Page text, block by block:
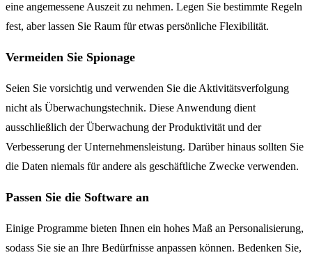
eine angemessene Auszeit zu nehmen. Legen Sie bestimmte Regeln
fest, aber lassen Sie Raum für etwas persönliche Flexibilität.
Vermeiden Sie Spionage
Seien Sie vorsichtig und verwenden Sie die Aktivitätsverfolgung
nicht als Überwachungstechnik. Diese Anwendung dient
ausschließlich der Überwachung der Produktivität und der
Verbesserung der Unternehmensleistung. Darüber hinaus sollten Sie
die Daten niemals für andere als geschäftliche Zwecke verwenden.
Passen Sie die Software an
Einige Programme bieten Ihnen ein hohes Maß an Personalisierung,
sodass Sie sie an Ihre Bedürfnisse anpassen können. Bedenken Sie,